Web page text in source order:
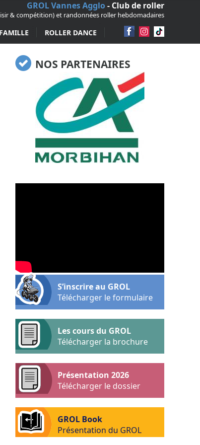
GROL Vannes Agglo- Club de roller
& compétition) et randonnées roller hebdomadaires
FAMILLE ROLLER DANCE
NOS PARTENAIRES
S’inscrire au GROL
Télécharger le formulaire
Les cours du GROL
Télécharger la brochure
Présentation 2026
Télécharger le dossier
GROL Book
Présentation du GROL